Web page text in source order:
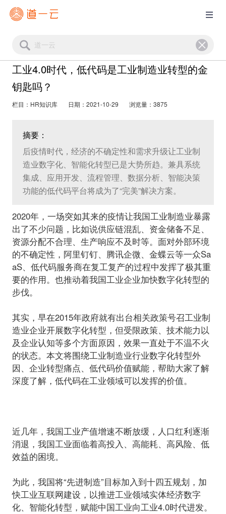
工业4.0时代，低代码是工业制造业转型的金
钥匙吗？
栏目：HR知识库 日期：2021-10-29 浏览量：3875
摘要：
后疫情时代，经济的不确定性和需求升级让工业制
造业数字化、智能化转型已是大势所趋。兼具系统
集成、应用开发、流程管理、数据分析、智能决策
功能的低代码平台将成为了“完美”解决方案。
2020年，一场突如其来的疫情让我国工业制造业暴露
出了不少问题，比如说供应链混乱、资金储备不足、
资源分配不合理、生产响应不及时等。面对外部环境
的不确定性，阿里钉钉、腾讯企微、金蝶云等一众Sa
aS、低代码服务商在复工复产的过程中发挥了极其重
要的作用。也推动着我国工业企业加快数字化转型的
步伐。
其实，早在2015年政府就有出台相关政策号召工业制
造业企业开展数字化转型，但受限政策、技术能力以
及企业认知等多个方面原因，效果一直处于不温不火
的状态。本文将围绕工业制造业行业数字化转型外
因、企业转型痛点、低代码价值赋能，帮助大家了解
深度了解，低代码在工业领域可以发挥的价值。
近几年，我国工业产值增速不断放缓，人口红利逐渐
消退，我国工业面临着高投入、高能耗、高风险、低
效益的困境。
为此，我国将“先进制造”目标加入到十四五规划，加
快工业互联网建设，以推进工业领域实体经济数字
化、智能化转型，赋能中国工业向工业4.0时代进发。